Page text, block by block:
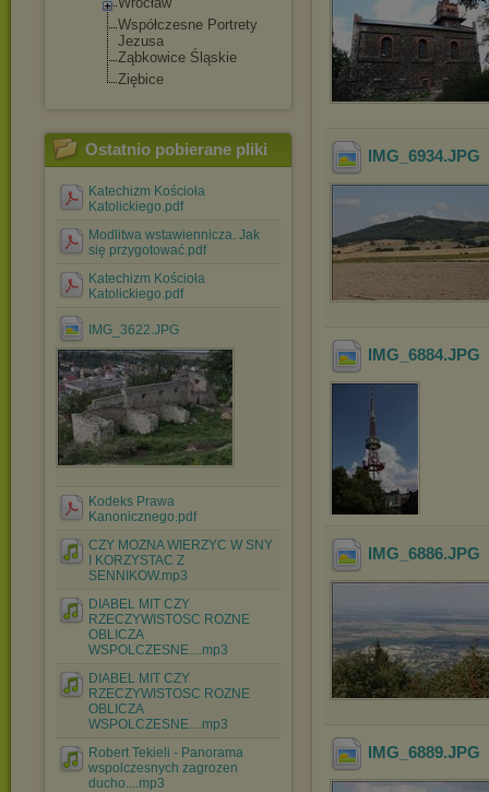
Współczesne Portrety
Jezusa
Ząbkowice Śląskie
Ziębice
Ostatnio pobierane pliki
Katechizm Kościoła
Katolickiego.pdf
Modlitwa wstawiennicza. Jak
się przygotować.pdf
Katechizm Kościoła
Katolickiego.pdf
IMG_3622.JPG
Kodeks Prawa
Kanonicznego.pdf
CZY MOZNA WIERZYC W SNY
I KORZYSTAC Z
SENNIKOW.mp3
DIABEL MIT CZY
RZECZYWISTOSC ROZNE
OBLICZA
WSPOLCZESNE....mp3
DIABEL MIT CZY
RZECZYWISTOSC ROZNE
OBLICZA
WSPOLCZESNE....mp3
Robert Tekieli - Panorama
wspolczesnych zagrozen
ducho....mp3
IMG_6934.JPG
IMG_6884.JPG
IMG_6886.JPG
IMG_6889.JPG